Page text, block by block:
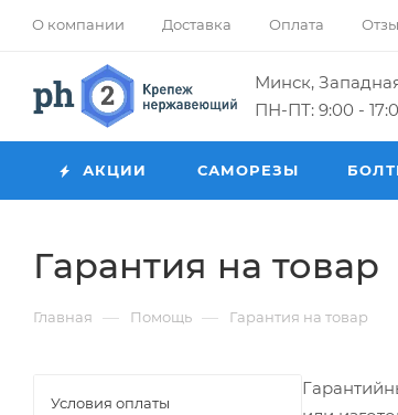
О компании Доставка Оплата
Минск,
ПН-ПТ: 9:00 -
АКЦИИ САМОРЕЗЫ
Гарантия на товар
Главная — Помощь — Гарантия на товар
Условия оплаты